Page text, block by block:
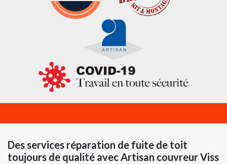
Des services réparation de fuite de toit
toujours de qualité avec Artisan couvreur Viss